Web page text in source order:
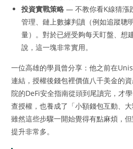
投資實戰策略 — 不教你看K線猜漲
管理、鏈上數據判讀（例如追蹤聰
量）。對於已經受夠每天盯盤、想
說，這一塊非常實用。
一位高雄的學員曾分享：他之前在
連結，授權後錢包裡價值八千美金的
院的DeFi安全指南從頭到尾讀完，才
查授權，也養成了「小額錢包互動、大
雖然這些步驟一開始覺得有點麻煩，
提升非常多。